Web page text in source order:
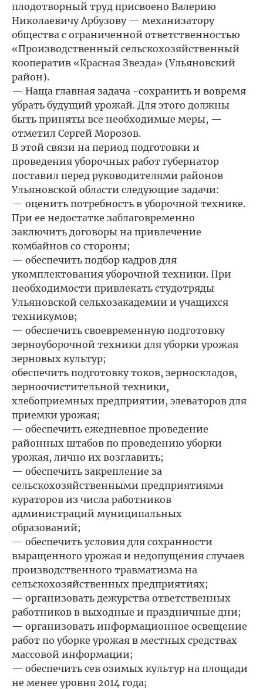
плодотворный труд присвоено Валерию
Николаевичу Арбузову — механизатору
общества с ограниченной ответственностью
«Производственный сельскохозяйственный
кооператив «Красная Звезда» (Ульяновский
район).
— Наща главная задача -сохранить и вовремя
убрать будущий урожай. Для этого должны
быть приняты все необходимые меры, —
отметил Сергей Морозов.
В этой связи на период подготовки и
проведения уборочных работ губернатор
поставил перед руководителями районов
Ульяновской области следующие задачи:
— оценить потребность в уборочной технике.
При ее недостатке заблаговременно
заключить договоры на привлечение
комбайнов со стороны;
— обеспечить подбор кадров для
укомплектования уборочной техники. При
необходимости привлекать студотряды
Ульяновской сельхозакадемии и учащихся
техникумов;
— обеспечить своевременную подготовку
зерноуборочной техники для уборки урожая
зерновых культур;
обеспечить подготовку токов, зерноскладов,
зерноочистительной техники,
хлебоприемных предприятии, элеваторов для
приемки урожая;
— обеспечить ежедневное проведение
районных штабов по проведению уборки
урожая, лично их возглавить;
— обеспечить закрепление за
сельскохозяйственными предприятиями
кураторов из числа работников
администраций муниципальных
образований;
— обеспечить условия для сохранности
выращенного урожая и недопущения случаев
производственного травматизма на
сельскохозяйственных предприятиях;
— организовать дежурства ответственных
работников в выходные и праздничные дни;
— организовать информационное освещение
работ по уборке урожая в местных средствах
массовой информации;
— обеспечить сев озимых культур на площади
не менее уровня 2014 года;